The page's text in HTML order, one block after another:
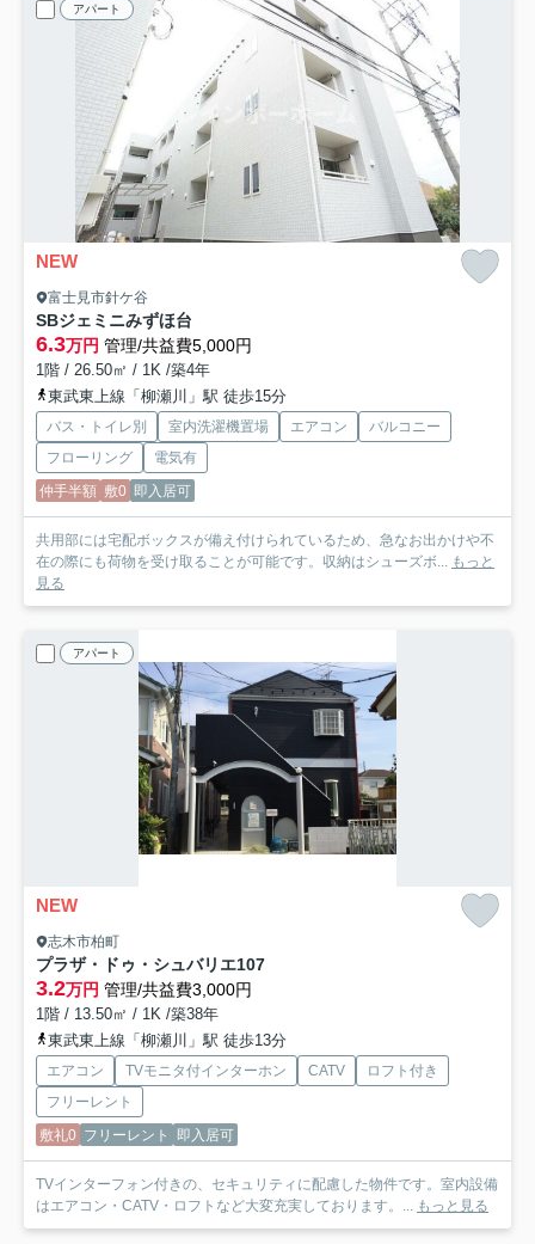
アパート
NEW
富士見市針ケ谷
SBジェミニみずほ台
6.3万円 管理/共益費5,000円
1階 / 26.50㎡ / 1K /築4年
東武東上線「柳瀬川」駅 徒歩15分
バス・トイレ別 室内洗濯機置場 エアコン
バルコニー
フローリング
電気有
仲手半額 敷0 即入居可
共用部には宅配ボックスが備え付けられているため、急なお出かけや不
在の際にも荷物を受け取ることが可能です。収納はシューズボ... もっと
見る
アパート
NEW
志木市柏町
プラザ・ドゥ・シュバリエ107
3.2万円 管理/共益費3,000円
1階 / 13.50㎡ / 1K /築38年
東武東上線「柳瀬川」駅 徒歩13分
エアコン TVモニタ付インターホン CATV
ロフト付き
フリーレント
敷礼0 フリーレント 即入居可
TVインターフォン付きの、セキュリティに配慮した物件です。室内設備
はエアコン・CATV・ロフトなど大変充実しております。... もっと見る